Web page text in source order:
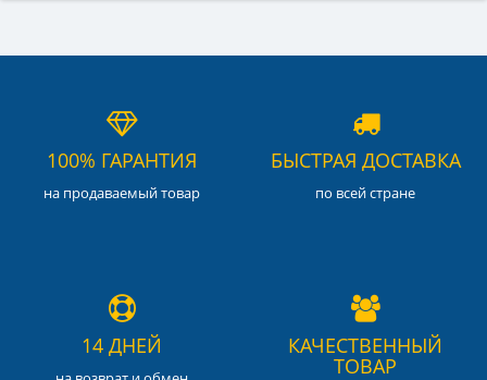
100% ГАРАНТИЯ
на продаваемый товар
БЫСТРАЯ ДОСТАВКА
по всей стране
14 ДНЕЙ КАЧЕСТВЕННЫЙ
ТОВАР